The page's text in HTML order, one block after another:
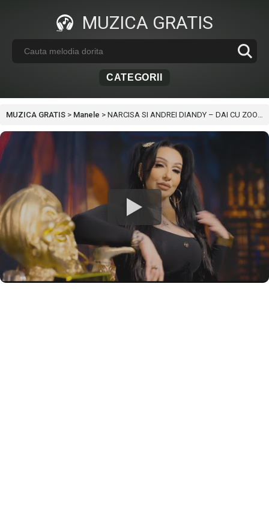
MUZICA GRATIS
CATEGORII
MUZICA GRATIS > Manele > NARCISA SI ANDREI DIANDY – DAI CU ZOOM PE BUL